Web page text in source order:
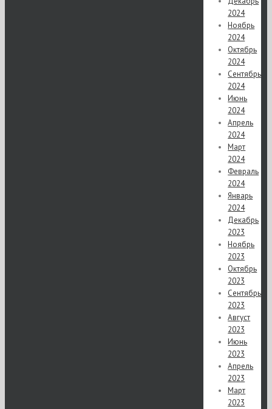
2024
Ноябрь
2024
Октябрь
2024
Сентябрь
2024
Июнь
2024
Апрель
2024
Март
2024
Февраль
2024
Январь
2024
Декабрь
2023
Ноябрь
2023
Октябрь
2023
Сентябрь
2023
Август
2023
Июнь
2023
Апрель
2023
Март
2023